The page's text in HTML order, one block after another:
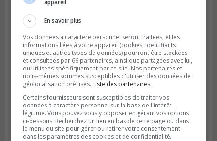
BOUCHERVILLE
Publié le 5 août 2026 à 15h25
Le MTMD annonce des fermetures sur
l’autoroute 20 à Boucherville
appareil
En savoir plus
Vos données à caractère personnel seront traitées, et les
informations liées à votre appareil (cookies, identifiants
uniques et autres types de données) pourront être stockées
et consultées par 66 partenaires, ainsi que partagées avec lui,
ou utilisées spécifiquement par ce site. Nos partenaires et
nous-mêmes sommes susceptibles d'utiliser des données de
géolocalisation précises. Liste des partenaires.
Certains fournisseurs sont susceptibles de traiter vos
données à caractère personnel sur la base de l'intérêt
légitime. Vous pouvez vous y opposer en gérant vos options
ci-dessous. Recherchez un lien en bas de cette page ou dans
le menu du site pour gérer ou retirer votre consentement
dans les paramètres des cookies et de confidentialité.